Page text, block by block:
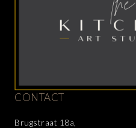
CONTACT
Brugstraat 18a,